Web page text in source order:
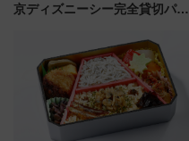
京ディズニーシー完全貸切パー
ーン始まる 条件は「夏の国内
線に2回搭乗」